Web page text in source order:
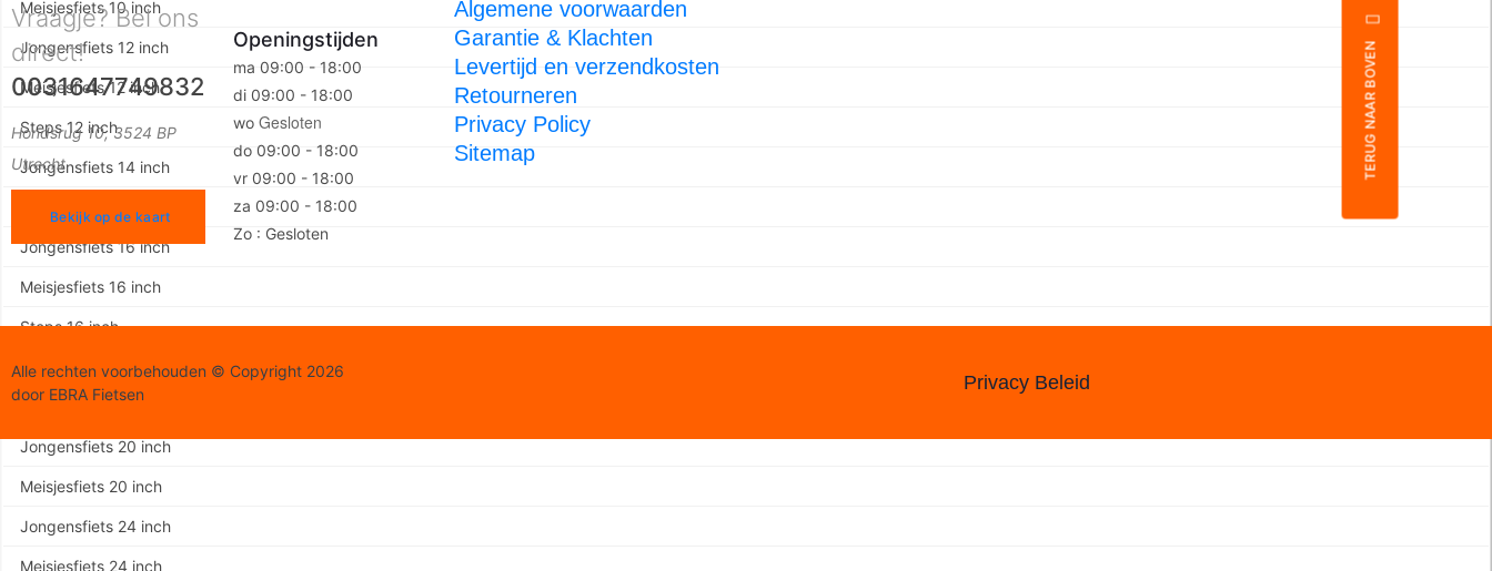
Meisjesfiets 10 inch
Jongensfiets 12 inch
Meisjesfiets 12 inch
Steps 12 inch
Jongensfiets 14 inch
Jongensfiets 16 inch
Meisjesfiets 16 inch
Steps 16 inch
Jongensfiets 18 inch
Meisjesfiets 18 inch
Jongensfiets 20 inch
Meisjesfiets 20 inch
Jongensfiets 24 inch
Meisjesfiets 24 inch
Vraagje? Bel ons
direct!
0031647749832
Hondsrug 10, 3524 BP
Utrecht
Bekijk op de kaart
Openingstijden
ma 09:00 - 18:00
di 09:00 - 18:00
woGesloten
do 09:00 - 18:00
vr 09:00 - 18:00
za 09:00 - 18:00
Zo : Gesloten
Algemene voorwaarden
Garantie & Klachten
Levertijd en verzendkosten
Retourneren
Privacy Policy
Sitemap
TERUG NAAR BOVEN
Alle rechten voorbehouden © Copyright 2026
door EBRA Fietsen
Privacy Beleid